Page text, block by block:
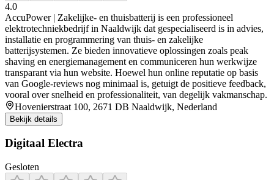
4.0
AccuPower | Zakelijke- en thuisbatterij is een professioneel
elektrotechniekbedrijf in Naaldwijk dat gespecialiseerd is in advies,
installatie en programmering van thuis- en zakelijke
batterijsystemen. Ze bieden innovatieve oplossingen zoals peak
shaving en energiemanagement en communiceren hun werkwijze
transparant via hun website. Hoewel hun online reputatie op basis
van Google-reviews nog minimaal is, getuigt de positieve feedback,
vooral over snelheid en professionaliteit, van degelijk vakmanschap.
Hovenierstraat 100, 2671 DB Naaldwijk, Nederland
Bekijk details
Digitaal Electra
Gesloten